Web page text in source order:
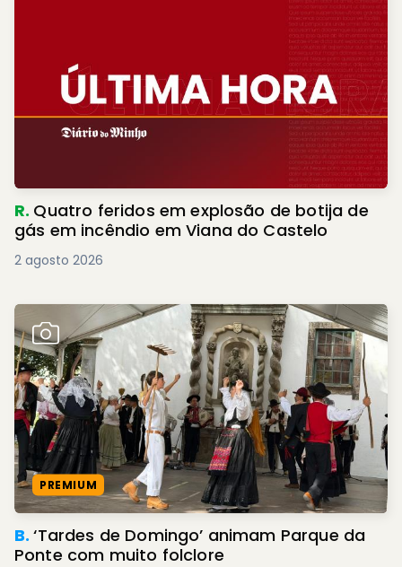
R. Quatro feridos em explosão de botija de
gás em incêndio em Viana do Castelo
2 agosto 2026
PREMIUM
B.‘Tardes de Domingo’ animam Parque da
Ponte com muito folclore